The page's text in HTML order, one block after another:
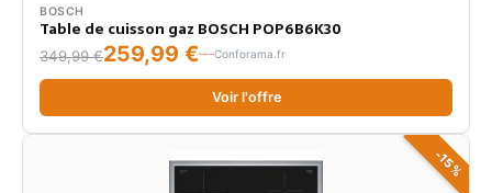
BOSCH
Table de cuisson gaz BOSCH POP6B6K30
349,99 €259,99 € Conforama.fr
Voir l'offre
-15%